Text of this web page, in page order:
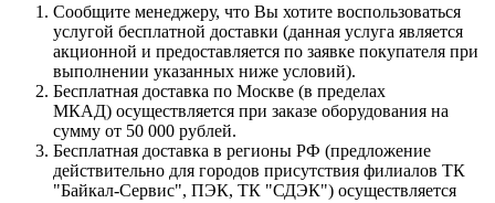
Сообщите менеджеру, что Вы хотите воспользоваться
услугой бесплатной доставки (данная услуга является
акционной и предоставляется по заявке покупателя при
выполнении указанных ниже условий).
Бесплатная доставка по Москве (в пределах
МКАД) осуществляется при заказе оборудования на
сумму от 50 000 рублей.
Бесплатная доставка в регионы РФ (предложение
действительно для городов присутствия филиалов ТК
"Байкал-Сервис", ПЭК, ТК "СДЭК") осуществляется